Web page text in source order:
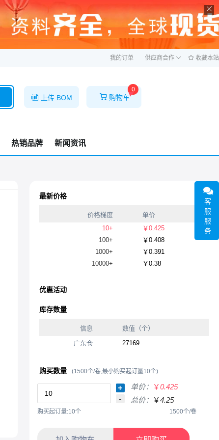
ဆ
我的订单 供应商合作 收藏本站
上传 BOM
0
购物车
热销品牌 新闻资讯
最新价格
价格梯度
单价
10+
￥0.425
100+
￥0.408
1000+
￥0.391
10000+
￥0.38
优惠活动
库存数量
信息
数值（个）
广东仓
27169
购买数量 (1500个/卷,最小购买起订量10个)
+
-
单价： ￥0.425
总价：
￥4.25
购买起订量:10个 1500个/卷
客
服
服
务